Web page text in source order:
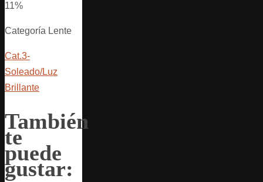
11%
Categoría Lente
Cat.3-
Soleado/Luz
Brillante
También
te
puede
gustar: